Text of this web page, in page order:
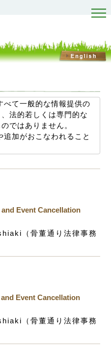
て一般的な情報提供の
法的若しくは専門的な
ではありません。
加がおこなわれること
and Event Cancellation
（骨董通り法律事務
and Event Cancellation
（骨董通り法律事務